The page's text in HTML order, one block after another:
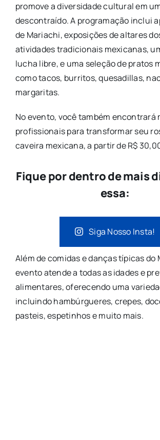
promove a diversidade cultural em
descontraído. A programação inclui
de Mariachi, exposições de altares
atividades tradicionais mexicanas,
lucha libre, e uma seleção de pratos
como tacos, burritos, quesadillas,
margaritas.
No evento, você também encontrará
profissionais para transformar seu
caveira mexicana, a partir de R$
Fique por dentro de mais
essa:
Siga Nosso Insta!
Além de comidas e danças típicas do
evento atende a todas as idades e
alimentares, oferecendo uma
incluindo hambúrgueres, crepes,
pasteis, espetinhos e muito mais.